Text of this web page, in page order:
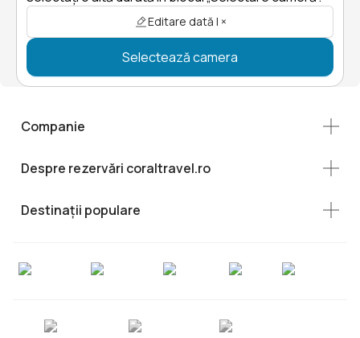
Editare dată | ×
Selectează camera
Companie
Despre rezervări coraltravel.ro
Destinații populare